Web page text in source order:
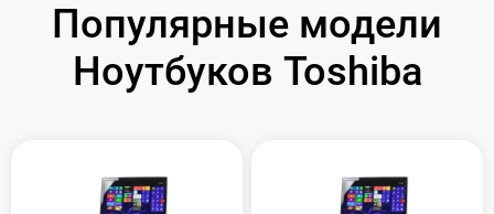
Популярные модели
Ноутбуков Toshiba